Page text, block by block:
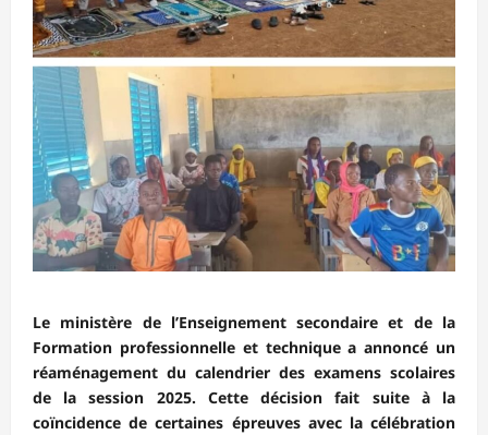
Le ministère de l’Enseignement secondaire et de la
Formation professionnelle et technique a annoncé un
réaménagement du calendrier des examens scolaires
de la session 2025. Cette décision fait suite à la
coïncidence de certaines épreuves avec la célébration